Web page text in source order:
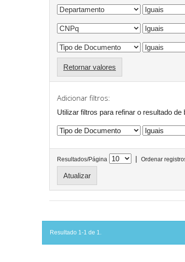
Retornar valores
Adicionar filtros:
Utilizar filtros para refinar o resultado de
Resultados/Página | Ordenar
Resultado 1-1 de 1.